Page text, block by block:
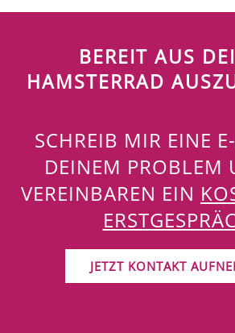
BEREIT AUS
HAMSTERRAD
SCHREIB MIR EINE
DEINEM PROBLEM
VEREINBAREN EIN
JETZT KONTAKT